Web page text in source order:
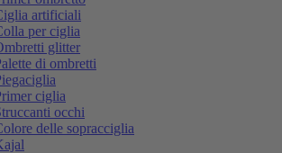
artificiali
per ciglia
glitter
di ombretti
ciglia
occhi
delle sopracciglia